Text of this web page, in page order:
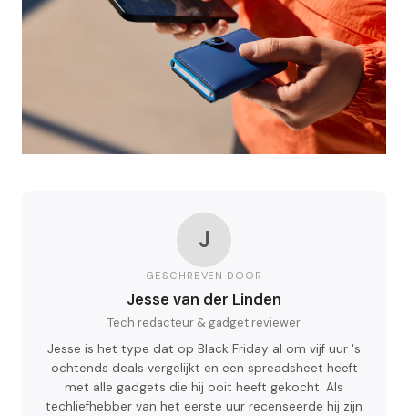
J
GESCHREVEN DOOR
Jesse van der Linden
Tech redacteur & gadget reviewer
Jesse is het type dat op Black Friday al om vijf uur 's
ochtends deals vergelijkt en een spreadsheet heeft
met alle gadgets die hij ooit heeft gekocht. Als
techliefhebber van het eerste uur recenseerde hij zijn